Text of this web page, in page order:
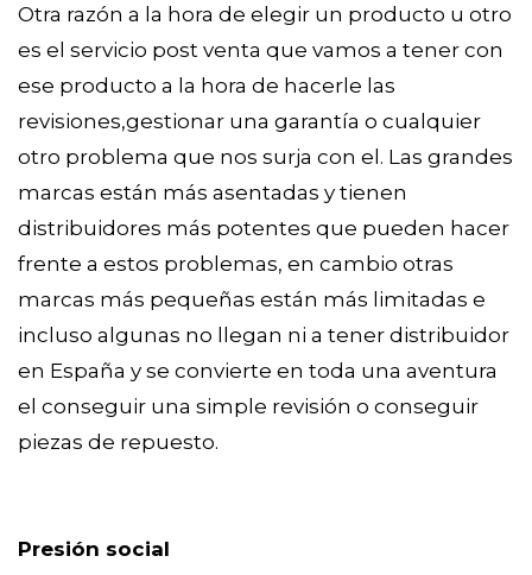
Otra razón a la hora de elegir un producto u otro
es el servicio post venta que vamos a tener con
ese producto a la hora de hacerle las
revisiones,gestionar una garantía o cualquier
otro problema que nos surja con el. Las grandes
marcas están más asentadas y tienen
distribuidores más potentes que pueden hacer
frente a estos problemas, en cambio otras
marcas más pequeñas están más limitadas e
incluso algunas no llegan ni a tener distribuidor
en España y se convierte en toda una aventura
el conseguir una simple revisión o conseguir
piezas de repuesto.
Presión social